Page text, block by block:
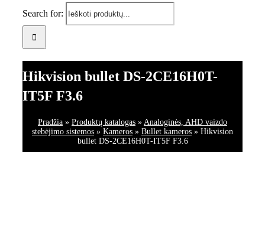
Search for:
Hikvision bullet DS-2CE16H0T-
IT5F F3.6
Pradžia » Produktų katalogas » Analoginės, AHD vaizdo
stebėjimo sistemos » Kameros » Bullet kameros » Hikvision
bullet DS-2CE16H0T-IT5F F3.6